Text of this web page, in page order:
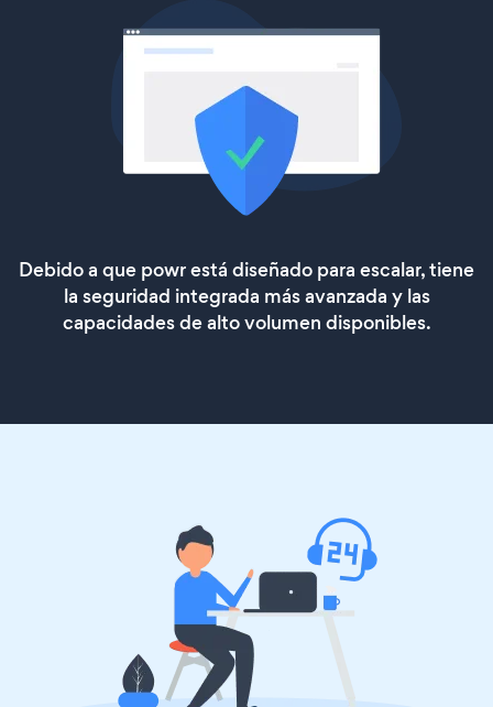
Debido a que powr está diseñado para escalar, tiene
la seguridad integrada más avanzada y las
capacidades de alto volumen disponibles.